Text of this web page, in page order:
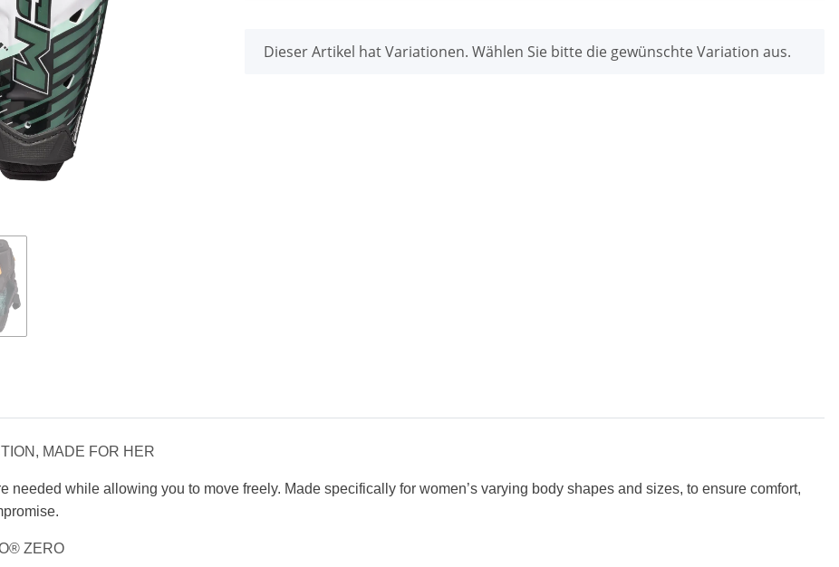
x
Dieser Artikel hat Variationen. Wählen Sie bitte die gewünschte Variation aus.
MADE FOR HER
needed while allowing you to move freely. Made specifically for women’s varying body shapes and sizes, to ensure comfort,
ZERO